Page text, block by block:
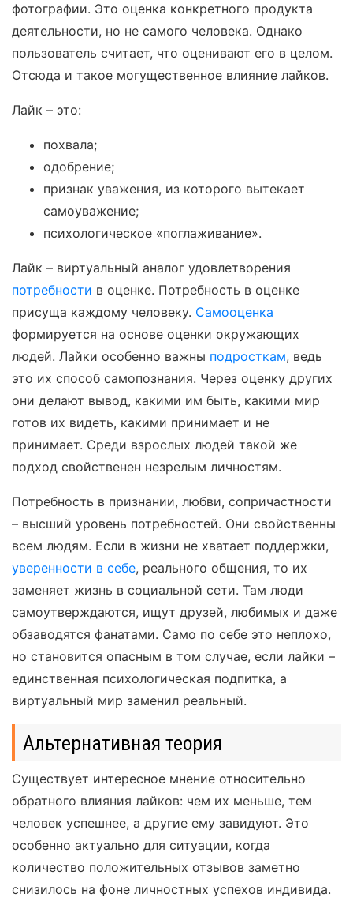
фотографии. Это оценка конкретного продукта
деятельности, но не самого человека. Однако
пользователь считает, что оценивают его в целом.
Отсюда и такое могущественное влияние лайков.
Лайк – это:
похвала;
одобрение;
признак уважения, из которого вытекает
самоуважение;
психологическое «поглаживание».
Лайк – виртуальный аналог удовлетворения
потребности в оценке. Потребность в оценке
присуща каждому человеку. Самооценка
формируется на основе оценки окружающих
людей. Лайки особенно важны подросткам, ведь
это их способ самопознания. Через оценку других
они делают вывод, какими им быть, какими мир
готов их видеть, какими принимает и не
принимает. Среди взрослых людей такой же
подход свойственен незрелым личностям.
Потребность в признании, любви, сопричастности
– высший уровень потребностей. Они свойственны
всем людям. Если в жизни не хватает поддержки,
уверенности в себе, реального общения, то их
заменяет жизнь в социальной сети. Там люди
самоутверждаются, ищут друзей, любимых и даже
обзаводятся фанатами. Само по себе это неплохо,
но становится опасным в том случае, если лайки –
единственная психологическая подпитка, а
виртуальный мир заменил реальный.
Альтернативная теория
Существует интересное мнение относительно
обратного влияния лайков: чем их меньше, тем
человек успешнее, а другие ему завидуют. Это
особенно актуально для ситуации, когда
количество положительных отзывов заметно
снизилось на фоне личностных успехов индивида.